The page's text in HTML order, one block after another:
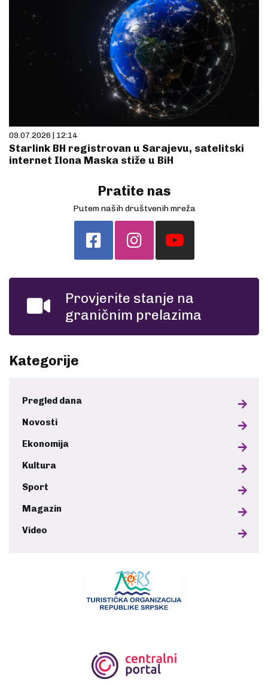
09.07.2026 | 12:14
Starlink BH registrovan u Sarajevu, satelitski
internet Ilona Maska stiže u BiH
Pratite nas
Putem naših društvenih mreža
Provjerite stanje na
graničnim prelazima
Kategorije
Pregled dana
Novosti
Ekonomija
Kultura
Sport
Magazin
Video